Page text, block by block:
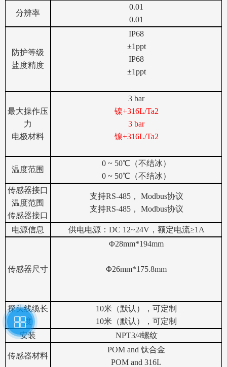
分辨率
0.01
0.01
防护等级
盐度精度
IP68
±1ppt
IP68
±1ppt
最大操作压
力
电极材料
3 bar
镍+316L/Ta2
3 bar
镍+316L/Ta2
温度范围
0 ~ 50℃（不结冰）
0 ~ 50℃（不结冰）
传感器接口
温度范围
传感器接口
支持RS-485， Modbus协议
支持RS-485， Modbus协议
电源信息 供电电源：DC 12~24V，额定电流≥1A
传感器尺寸
Φ28mm*194mm
Φ26mm*175.8mm
探头线缆长
度
10米（默认），可定制
10米（默认），可定制
安装
NPT3/4螺纹
传感器材料
POM and 钛合金
POM and 316L